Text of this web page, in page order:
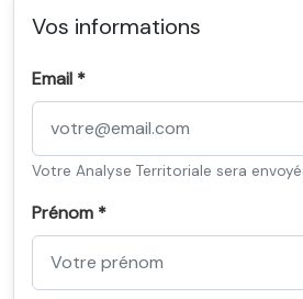
Vos informations
Email *
Votre Analyse Territoriale sera
Prénom *